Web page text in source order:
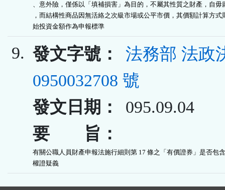
、意外險，僅係以「填補損害」為目的，不屬其性質之財產，自毋
，而結構性商品因無活絡之次級市場或公平市價，其價額計算方式
始投資金額作為申報標準
9. 發文字號：
法務部 法政
0950032708 號
發文日期：
095.09.04
要 旨：
有關公職人員財產申報法施行細則第 17 條之「有價證券」是否包
權證疑義